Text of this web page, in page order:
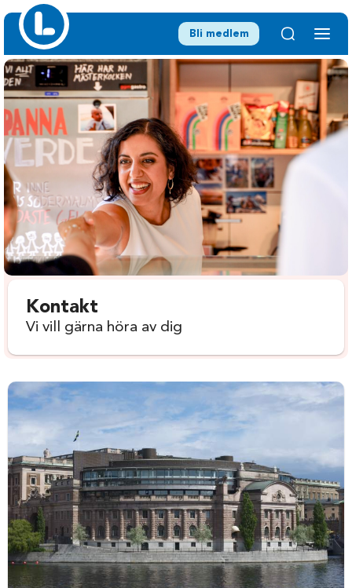
Bli medlem
Kontakt
Vi vill gärna höra av dig